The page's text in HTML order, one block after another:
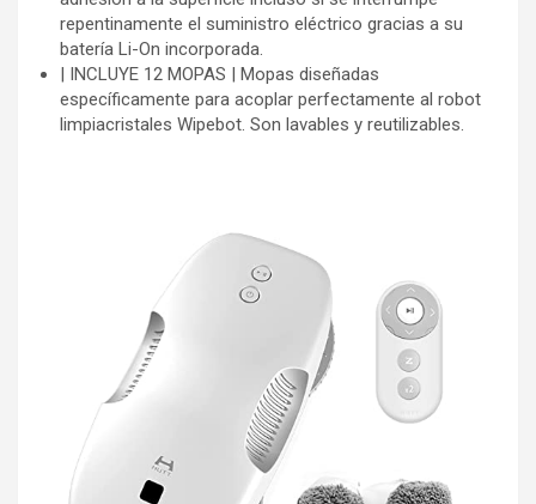
repentinamente el suministro eléctrico gracias a su
batería Li-On incorporada.
| INCLUYE 12 MOPAS | Mopas diseñadas
específicamente para acoplar perfectamente al robot
limpiacristales Wipebot. Son lavables y reutilizables.